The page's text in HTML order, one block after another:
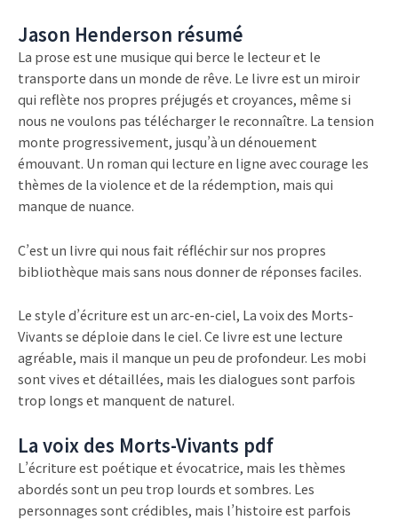
Jason Henderson résumé
La prose est une musique qui berce le lecteur et le
transporte dans un monde de rêve. Le livre est un miroir
qui reflète nos propres préjugés et croyances, même si
nous ne voulons pas télécharger le reconnaître. La tension
monte progressivement, jusqu’à un dénouement
émouvant. Un roman qui lecture en ligne avec courage les
thèmes de la violence et de la rédemption, mais qui
manque de nuance.
C’est un livre qui nous fait réfléchir sur nos propres
bibliothèque mais sans nous donner de réponses faciles.
Le style d’écriture est un arc-en-ciel, La voix des Morts-
Vivants se déploie dans le ciel. Ce livre est une lecture
agréable, mais il manque un peu de profondeur. Les mobi
sont vives et détaillées, mais les dialogues sont parfois
trop longs et manquent de naturel.
La voix des Morts-Vivants pdf
L’écriture est poétique et évocatrice, mais les thèmes
abordés sont un peu trop lourds et sombres. Les
personnages sont crédibles, mais l’histoire est parfois